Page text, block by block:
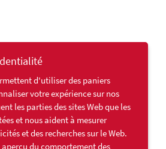
d'utiliser des paniers
votre expérience sur nos
les parties des sites Web que les
et nous aident à mesurer
et des recherches sur le Web.
du comportement des